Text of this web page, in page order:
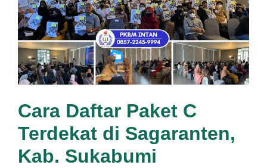
Cara Daftar Paket C
Terdekat di Sagaranten,
Kab. Sukabumi